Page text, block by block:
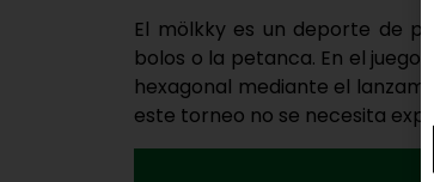
El mölkky es un deporte de
bolos o la petanca. En el juego
hexagonal mediante el
este torneo no se necesita